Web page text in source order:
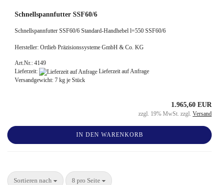
Schnellspannfutter SSF60/6
Schnellspannfutter SSF60/6 Standard-Handhebel l=550 SSF60/6
Hersteller: Ortlieb Präzisionssysteme GmbH & Co. KG
Art.Nr.: 4149
Lieferzeit:
Lieferzeit auf Anfrage
Versandgewicht: 7 kg je Stück
1.965,60 EUR
zzgl. 19% MwSt. zzgl. Versand
IN DEN WARENKORB
Sortieren nach 8 pro Seite